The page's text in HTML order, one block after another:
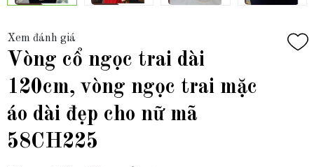
Xem đánh giá
Vòng cổ ngọc trai dài
120cm, vòng ngọc trai mặc
áo dài đẹp cho nữ mã
58CH225